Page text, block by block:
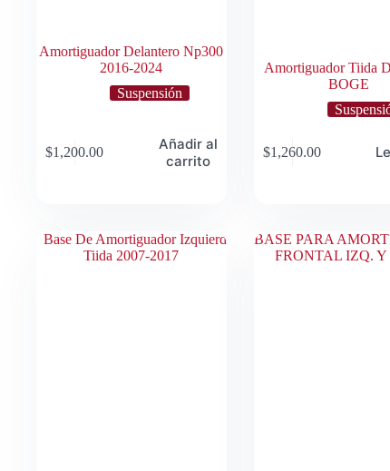
Amortiguador Delantero Np300
2016-2024
Suspensión
$1,200.00
Añadir al
carrito
Amortiguador Tiida
BOGE
$1,260.00